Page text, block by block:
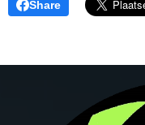
Share